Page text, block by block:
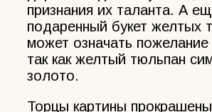
признания их таланта. А
подаренный букет желтых
может означать пожелание
так как желтый тюльпан
золото.
Торцы картины